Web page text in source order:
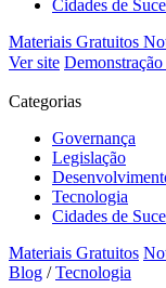
Cidades de
Materiais Gratuitos
Ver site
Categorias
Governança
Legislação
Tecnologia
Cidades de
Materiais Gratuitos
Blog / Tecnologia